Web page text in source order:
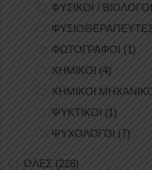
ΦΥΣΙΚΟΙ /
ΦΩΤΟΓΡΑΦΟΙ (1)
ΧΗΜΙΚΟΙ (4)
ΧΗΜΙΚΟΙ
ΨΥΚΤΙΚΟΙ (1)
ΨΥΧΟΛΟΓΟΙ (7)
ΟΛΕΣ (228)